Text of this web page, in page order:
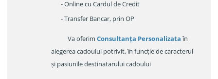
- Online cu Cardul de Credit
- Transfer Bancar, prin OP
Va oferim Consultanța Personalizataîn
alegerea cadoulul potrivit, în funcție de caracterul
și pasiunile destinatarului cadoului